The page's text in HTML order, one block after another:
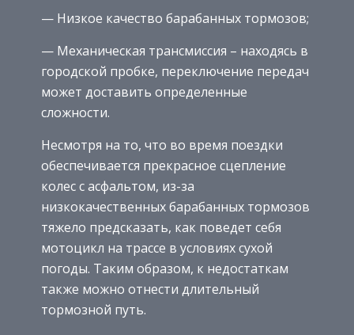
— Низкое качество барабанных тормозов;
— Механическая трансмиссия – находясь в
городской пробке, переключение передач
может доставить определенные
сложности.
Несмотря на то, что во время поездки
обеспечивается прекрасное сцепление
колес с асфальтом, из-за
низкокачественных барабанных тормозов
тяжело предсказать, как поведет себя
мотоцикл на трассе в условиях сухой
погоды. Таким образом, к недостаткам
также можно отнести длительный
тормозной путь.